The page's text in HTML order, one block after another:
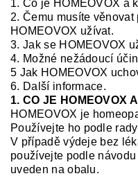
1. Co je HOMEOVOX a
2. Čemu musíte
HOMEOVOX užívat.
3. Jak se HOMEOVOX
4. Možné nežádoucí
5 Jak HOMEOVOX
6. Další informace.
1. CO JE HOMEOVOX
HOMEOVOX je
Používejte ho podle
V případě výdeje bez
používejte podle
uveden na obalu.